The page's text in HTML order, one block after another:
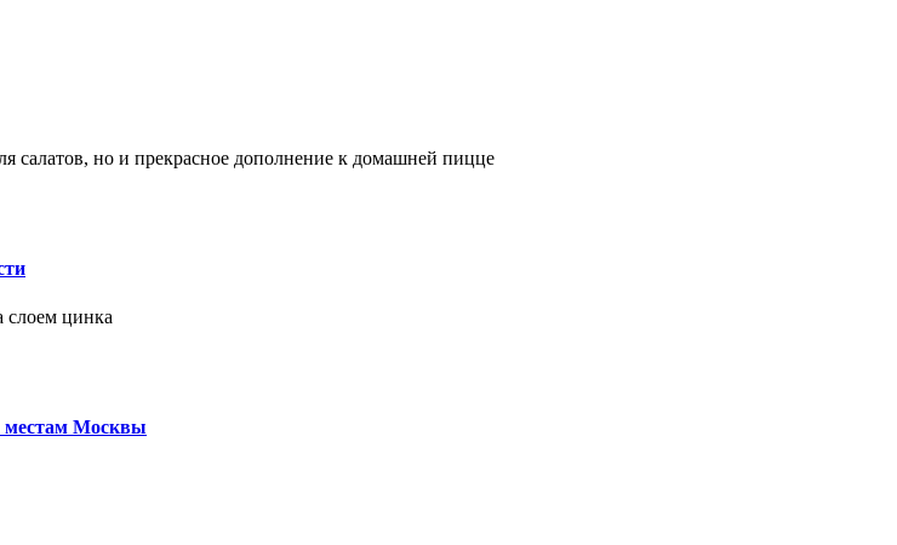
салатов, но и прекрасное дополнение к домашней пицце
слоем цинка
местам Москвы